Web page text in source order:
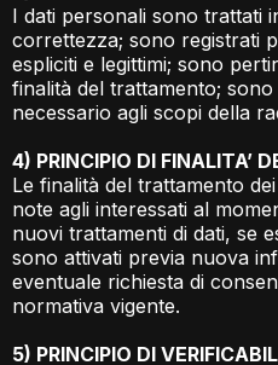
I dati personali sono trattati
correttezza; sono registrati
espliciti e legittimi; sono
finalità del trattamento;
necessario agli scopi della
4) PRINCIPIO DI FINALITA’
Le finalità del trattamento
note agli interessati al
nuovi trattamenti di dati, se
sono attivati previa nuova
eventuale richiesta di
normativa vigente.
5) PRINCIPIO DI